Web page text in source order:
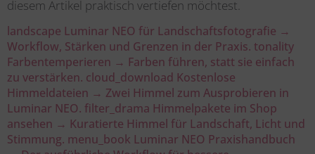
diesem Artikel praktisch vertiefen möchtest.
landscape Luminar NEO für Landschaftsfotografie →
Workflow, Stärken und Grenzen in der Praxis. tonality
Farbentemperieren → Farben führen, statt sie einfach
zu verstärken. cloud_download Kostenlose
Himmeldateien → Zwei Himmel zum Ausprobieren in
Luminar NEO. filter_drama Himmelpakete im Shop
ansehen → Kuratierte Himmel für Landschaft, Licht und
Stimmung. menu_book Luminar NEO Praxishandbuch